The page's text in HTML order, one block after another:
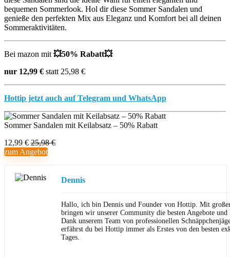
bequemen Sommerlook. Hol dir diese Sommer Sandalen und
genieße den perfekten Mix aus Eleganz und Komfort bei all deinen
Sommeraktivitäten.
Bei mazon mit 💥50% Rabatt💥
nur 12,99 € statt 25,98 €
Hottip jetzt auch auf Telegram und WhatsApp
Sommer Sandalen mit Keilabsatz – 50% Rabatt
12,99 € 25,98 €
zum Angebot
Dennis
Hallo, ich bin Dennis und Founder von Hottip. Mit
bringen wir unserer Community die besten Angebote und
Dank unserem Team von professionellen
erfährst du bei Hottip immer als Erstes von den besten
Tages.